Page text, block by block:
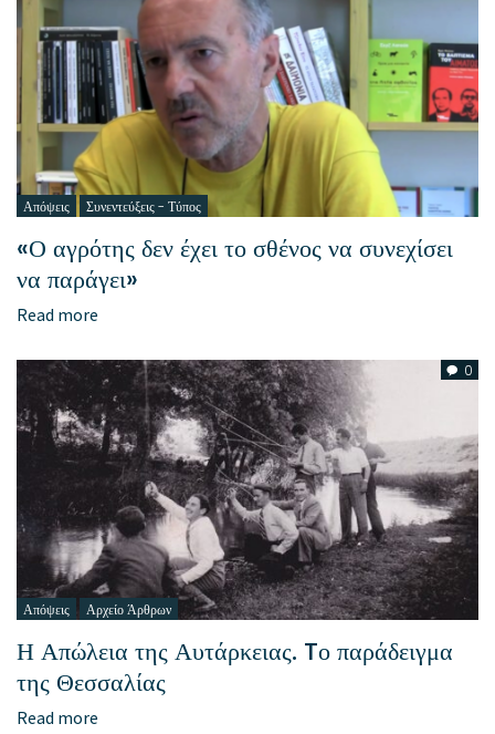
Απόψεις Συνεντεύξεις - Τύπος
«Ο αγρότης δεν έχει το σθένος να συνεχίσει
να παράγει»
Read more
0
Απόψεις Αρχείο Άρθρων
Η Απώλεια της Αυτάρκειας. Tο παράδειγμα
της Θεσσαλίας
Read more